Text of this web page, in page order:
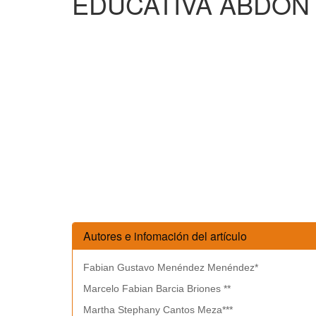
Autores e infomación del artículo
Fabian Gustavo Menéndez Menéndez*
Marcelo Fabian Barcia Briones **
Martha Stephany Cantos Meza***